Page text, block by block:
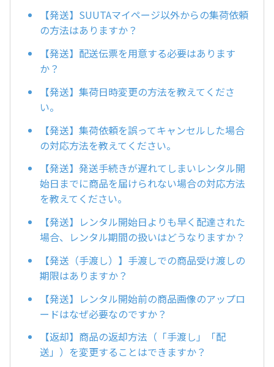
【発送】SUUTAマイページ以外からの集荷依頼
の方法はありますか？
【発送】配送伝票を用意する必要はあります
か？
【発送】集荷日時変更の方法を教えてくださ
い。
【発送】集荷依頼を誤ってキャンセルした場合
の対応方法を教えてください。
【発送】発送手続きが遅れてしまいレンタル開
始日までに商品を届けられない場合の対応方法
を教えてください。
【発送】レンタル開始日よりも早く配達された
場合、レンタル期間の扱いはどうなりますか？
【発送（手渡し）】手渡しでの商品受け渡しの
期限はありますか？
【発送】レンタル開始前の商品画像のアップロ
ードはなぜ必要なのですか？
【返却】商品の返却方法（「手渡し」「配
送」）を変更することはできますか？